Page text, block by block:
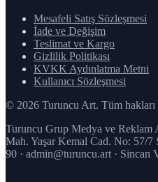
Mesafeli Satış Sözleşmesi
İade ve Değişim
Teslimat ve Kargo
Gizlilik Politikası
KVKK Aydınlatma Metni
Kullanıcı Sözleşmesi
© 2026 Turuncu Art. Tüm hakları
Turuncu Grup Medya ve Reklam
Mah. Yaşar Kemal Cad. No: 57/7
90 · admin@turuncu.art · Sincan